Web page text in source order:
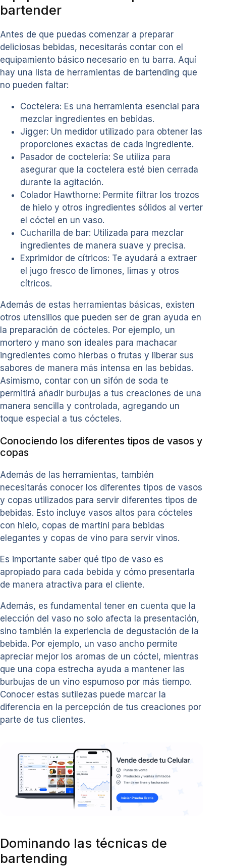
bartender
Antes de que puedas comenzar a preparar
deliciosas bebidas, necesitarás contar con el
equipamiento básico necesario en tu barra. Aquí
hay una lista de herramientas de bartending que
no pueden faltar:
Coctelera: Es una herramienta esencial para
mezclar ingredientes en bebidas.
Jigger: Un medidor utilizado para obtener las
proporciones exactas de cada ingrediente.
Pasador de coctelería: Se utiliza para
asegurar que la coctelera esté bien cerrada
durante la agitación.
Colador Hawthorne: Permite filtrar los trozos
de hielo y otros ingredientes sólidos al verter
el cóctel en un vaso.
Cucharilla de bar: Utilizada para mezclar
ingredientes de manera suave y precisa.
Exprimidor de cítricos: Te ayudará a extraer
el jugo fresco de limones, limas y otros
cítricos.
Además de estas herramientas básicas, existen
otros utensilios que pueden ser de gran ayuda en
la preparación de cócteles. Por ejemplo, un
mortero y mano son ideales para machacar
ingredientes como hierbas o frutas y liberar sus
sabores de manera más intensa en las bebidas.
Asimismo, contar con un sifón de soda te
permitirá añadir burbujas a tus creaciones de una
manera sencilla y controlada, agregando un
toque especial a tus cócteles.
Conociendo los diferentes tipos de vasos y
copas
Además de las herramientas, también
necesitarás conocer los diferentes tipos de vasos
y copas utilizados para servir diferentes tipos de
bebidas. Esto incluye vasos altos para cócteles
con hielo, copas de martini para bebidas
elegantes y copas de vino para servir vinos.
Es importante saber qué tipo de vaso es
apropiado para cada bebida y cómo presentarla
de manera atractiva para el cliente.
Además, es fundamental tener en cuenta que la
elección del vaso no solo afecta la presentación,
sino también la experiencia de degustación de la
bebida. Por ejemplo, un vaso ancho permite
apreciar mejor los aromas de un cóctel, mientras
que una copa estrecha ayuda a mantener las
burbujas de un vino espumoso por más tiempo.
Conocer estas sutilezas puede marcar la
diferencia en la percepción de tus creaciones por
parte de tus clientes.
Dominando las técnicas de
bartending